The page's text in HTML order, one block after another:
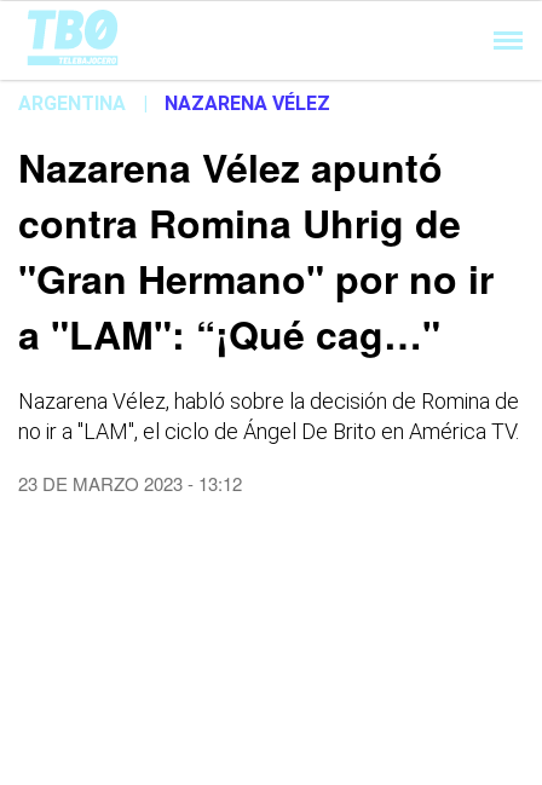
Cargando...
ARGENTINA | NAZARENA VÉLEZ
Nazarena Vélez apuntó
contra Romina Uhrig de
"Gran Hermano" por no ir
a "LAM": “¡Qué cag…"
Nazarena Vélez, habló sobre la decisión de Romina de
no ir a "LAM", el ciclo de Ángel De Brito en América TV.
23 DE MARZO 2023 - 13:12